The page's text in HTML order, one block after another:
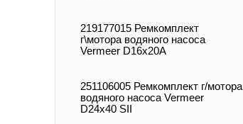
219177015 Ремкомплект
г\мотора водяного насоса
Vermeer D16x20A
251106005 Ремкомплект г/мотора
водяного насоса Vermeer
D24x40 SII